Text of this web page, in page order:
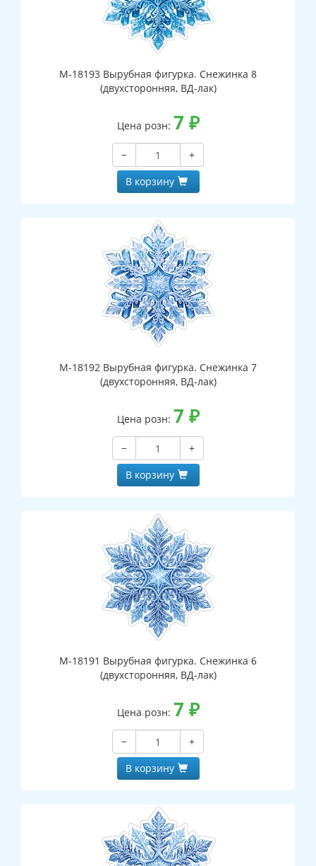
М-18193 Вырубная фигурка. Снежинка 8
(двухсторонняя, ВД-лак)
Цена розн: 7 ₽
−
+
В корзину
М-18192 Вырубная фигурка. Снежинка 7
(двухсторонняя, ВД-лак)
Цена розн: 7 ₽
−
+
В корзину
М-18191 Вырубная фигурка. Снежинка 6
(двухсторонняя, ВД-лак)
Цена розн: 7 ₽
−
+
В корзину